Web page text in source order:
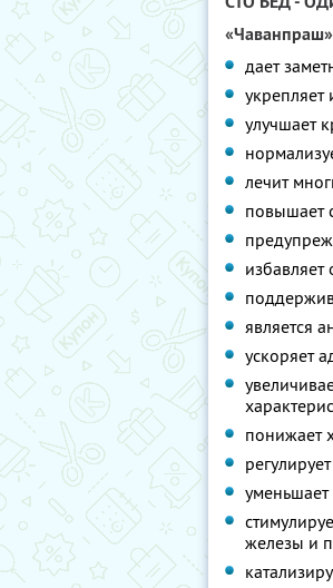
дает
улучшает
лечит
повышает
избавляет
является
ускоряет
понижает
уменьшает
железы и